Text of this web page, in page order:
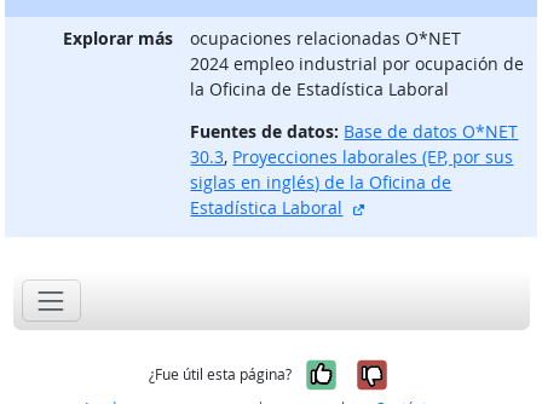
Explorar más
ocupaciones relacionadas O*NET
2024 empleo industrial por ocupación de
la Oficina de Estadística Laboral
Fuentes de datos: Base de datos O*NET
30.3, Proyecciones laborales (EP, por sus
siglas en inglés) de la Oficina de
Estadística Laboral
¿Fue útil esta página? Sí, fue útil
No, no fue